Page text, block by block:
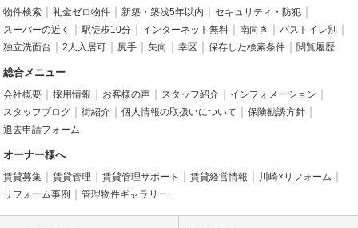
物件検索 礼金ゼロ物件 新築・築浅5年以内
セキュリティ・防犯
スーパーの近く
駅徒歩10分 インターネット無料 南向き
バストイレ別
独立洗面台
2人入居可 尻手 矢向 幸区 保存した検索条件 閲覧履歴
総合メニュー
会社概要 採用情報 お客様の声 スタッフ紹介
インフォメーション
スタッフブログ
街紹介 個人情報の取扱いについて
保険勧誘方針
退去申請フォーム
オーナー様へ
賃貸募集 賃貸管理 賃貸管理サポート 賃貸経営情報
川崎×リフォーム
リフォーム事例
管理物件ギャラリー